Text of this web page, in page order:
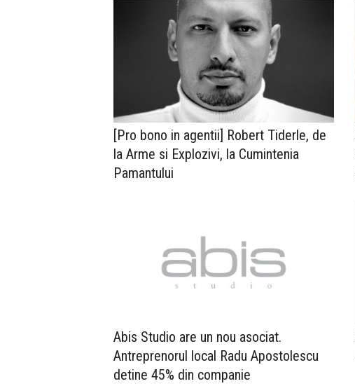
[Pro bono in agentii] Robert Tiderle, de
la Arme si Explozivi, la Cumintenia
Pamantului
Abis Studio are un nou asociat.
Antreprenorul local Radu Apostolescu
detine 45% din companie